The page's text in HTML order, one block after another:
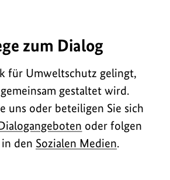
zum Dialog
für Umweltschutz gelingt,
gestaltet wird.
uns oder beteiligen Sie sich
oder folgen
in den Sozialen Medien.